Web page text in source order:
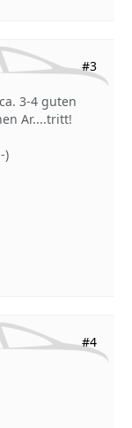
#3
3-4 guten
Ar....tritt!
)
#4